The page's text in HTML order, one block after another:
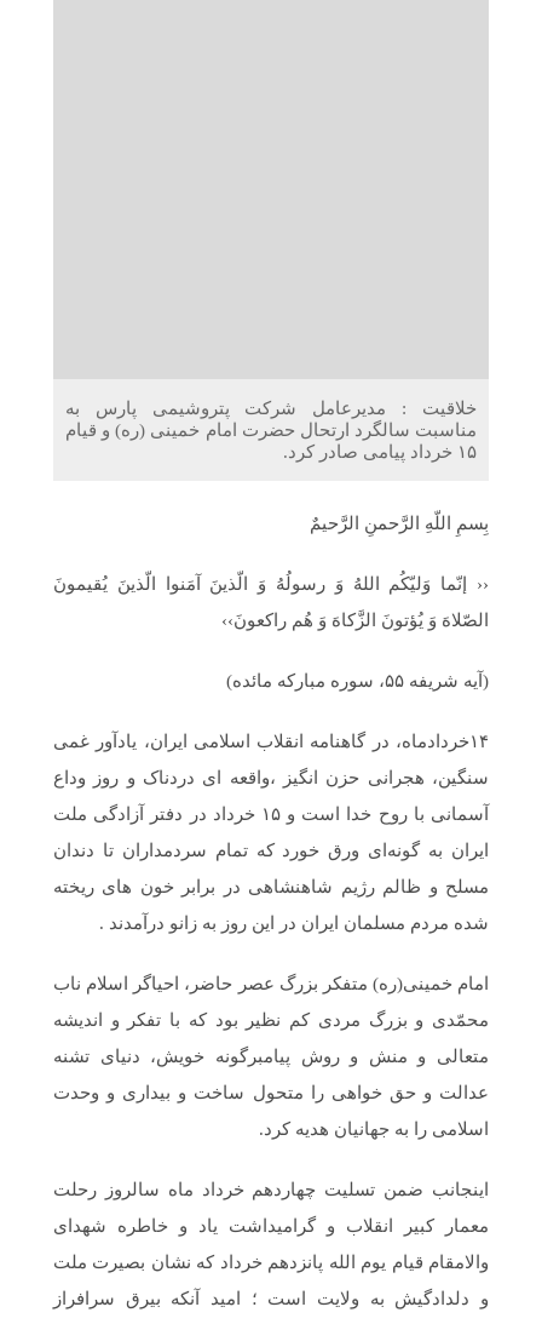
خلاقیت : مدیرعامل شرکت پتروشیمی پارس به
مناسبت سالگرد ارتحال حضرت امام خمینی (ره) و قیام
۱۵ خرداد پیامی صادر کرد.
بِسمِ اللّهِ الرَّحمنِ الرَّحیمٌ
‹‹ إنّما وَلیّکُم اللهُ وَ رسولُهُ وَ الّذینَ آمَنوا الّذینَ یُقیمونَ
الصّلاهَ وَ یُؤتونَ الزَّکاهَ وَ هُم راکعونَ››
(آیه شریفه ۵۵، سوره مبارکه مائده)
۱۴خردادماه، در گاهنامه انقلاب اسلامی ایران، یادآور غمی
سنگین، هجرانی حزن انگیز ،واقعه ای دردناک و روز وداع
آسمانی با روح خدا است و ۱۵ خرداد در دفتر آزادگی ملت
ایران به گونه‌ای ورق خورد که تمام سردمداران تا دندان
مسلح و ظالم رژیم شاهنشاهی در برابر خون های ریخته
شده مردم مسلمان ایران در این روز به زانو درآمدند .
امام خمینی(ره) متفکر بزرگ عصر حاضر، احیاگر اسلام ناب
محمّدی و بزرگ مردی کم نظیر بود که با تفکر و اندیشه
متعالی و منش و روش پیامبرگونه خویش، دنیای تشنه
عدالت و حق خواهی را متحول ساخت و بیداری و وحدت
اسلامی را به جهانیان هدیه کرد.
اینجانب ضمن تسلیت چهاردهم خرداد ماه سالروز رحلت
معمار کبیر انقلاب و گرامیداشت یاد و خاطره شهدای
والامقام قیام یوم الله پانزدهم خرداد که نشان بصیرت ملت
و دلدادگیش به ولایت است ؛ امید آنکه بیرق سرافراز